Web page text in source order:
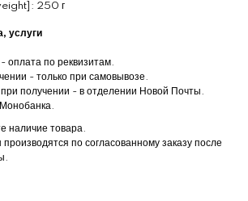
250 г
услуги
оплата по реквизитам.
- только при самовывозе.
получении - в отделении Новой Почты.
наличие товара.
по согласованному заказу после